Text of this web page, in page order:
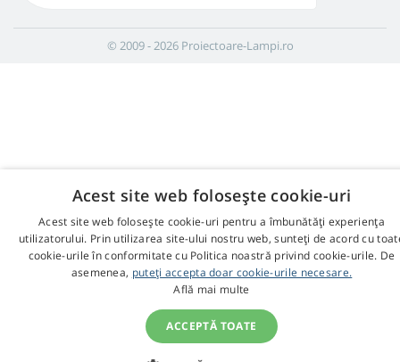
© 2009 - 2026 Proiectoare-Lampi.ro
Acest site web folosește cookie-uri
Acest site web folosește cookie-uri pentru a îmbunătăți experiența
utilizatorului. Prin utilizarea site-ului nostru web, sunteți de acord cu
cookie-urile în conformitate cu Politica noastră privind cookie-urile. De
asemenea, puteți accepta doar cookie-urile necesare.
Află mai multe
ACCEPTĂ TOATE